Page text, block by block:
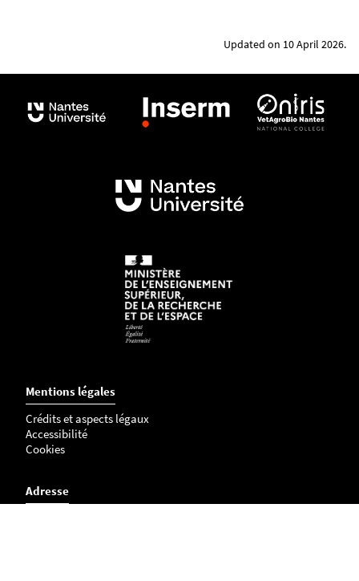
Updated on 10 April 2026.
Mentions légales
Crédits et aspects légaux
Accessibilité
Cookies
Adresse